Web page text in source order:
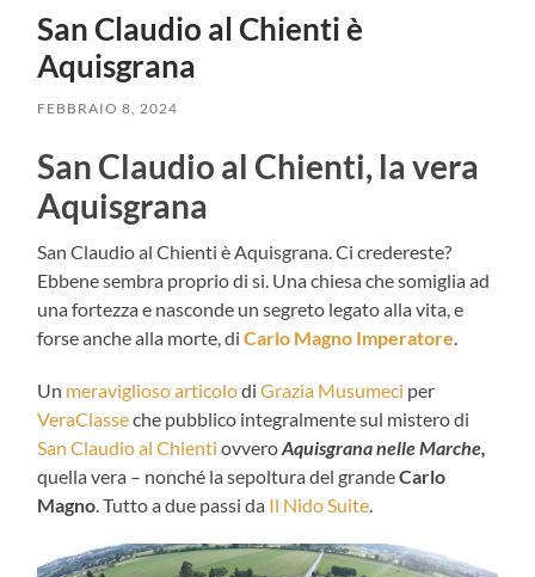
San Claudio al Chienti è
Aquisgrana
FEBBRAIO 8, 2024
San Claudio al Chienti, la vera
Aquisgrana
San Claudio al Chienti è Aquisgrana. Ci credereste?
Ebbene sembra proprio di si. Una chiesa che somiglia ad
una fortezza e nasconde un segreto legato alla vita, e
forse anche alla morte, diCarlo Magno Imperatore.
Un meraviglioso articolodiGrazia Musumeci per
VeraClasseche pubblico integralmente sul mistero di
San Claudio al Chienti ovveroAquisgrana nelle Marche,
quella vera – nonché la sepoltura del grandeCarlo
Magno. Tutto a due passi da Il Nido Suite.